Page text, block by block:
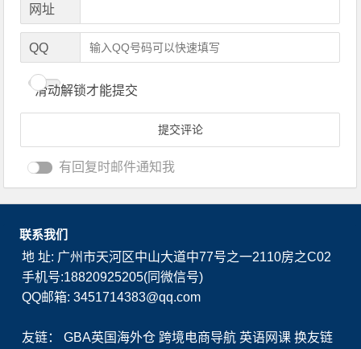
网址
QQ
滑动解锁才能提交
有回复时邮件通知我
联系我们
地 址: 广州市天河区中山大道中77号之一2110房之C02
手机号:18820925205(同微信号)
QQ邮箱: 3451714383@qq.com
友链：GBA英国海外仓 跨境电商导航 英语网课 换友链